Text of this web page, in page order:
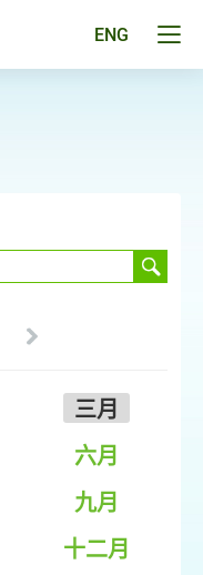
ENG
三月
六月
九月
十二月